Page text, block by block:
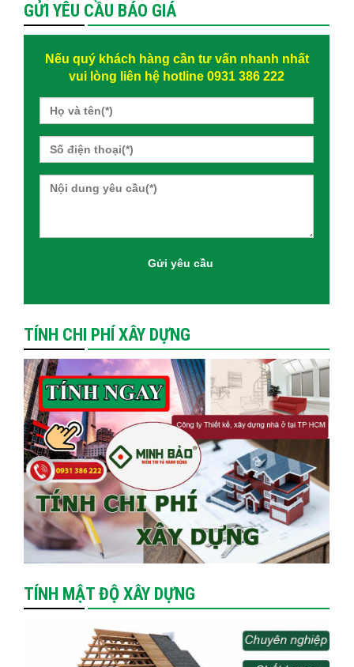
GỬI YÊU CẦU BÁO GIÁ
Nếu quý khách hàng cần tư vấn nhanh nhất
vui lòng liên hệ hotline 0931 386 222
TÍNH CHI PHÍ XÂY DỰNG
TÍNH MẬT ĐỘ XÂY DỰNG